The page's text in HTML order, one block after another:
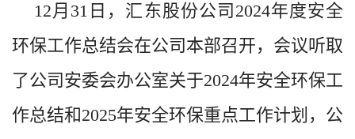
12月31日，汇东股份公司2024年度安全
环保工作总结会在公司本部召开，会议听取
了公司安委会办公室关于2024年安全环保工
作总结和2025年安全环保重点工作计划，公